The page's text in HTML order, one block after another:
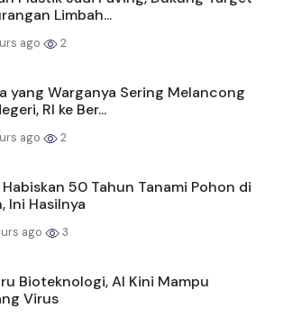
Limbah...
ago 2
yang Warganya Sering Melancong
RI ke Ber...
ago 2
50 Tahun Tanami Pohon di
Ini Hasilnya
ago 3
Bioteknologi, AI Kini Mampu
Virus